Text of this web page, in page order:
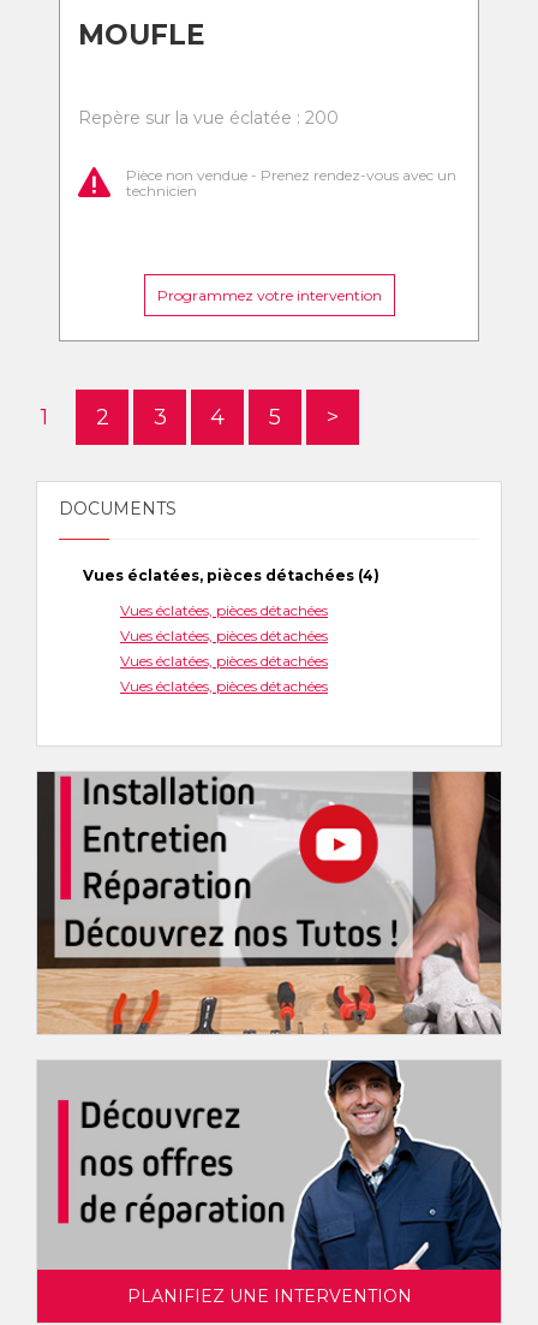
MOUFLE
Repère sur la vue éclatée : 200
Pièce non vendue - Prenez rendez-vous avec un
technicien
Programmez votre intervention
1 2 3 4 5 >
DOCUMENTS
Vues éclatées, pièces détachées (4)
Vues éclatées, pièces détachées
Vues éclatées, pièces détachées
Vues éclatées, pièces détachées
Vues éclatées, pièces détachées
PLANIFIEZ UNE INTERVENTION